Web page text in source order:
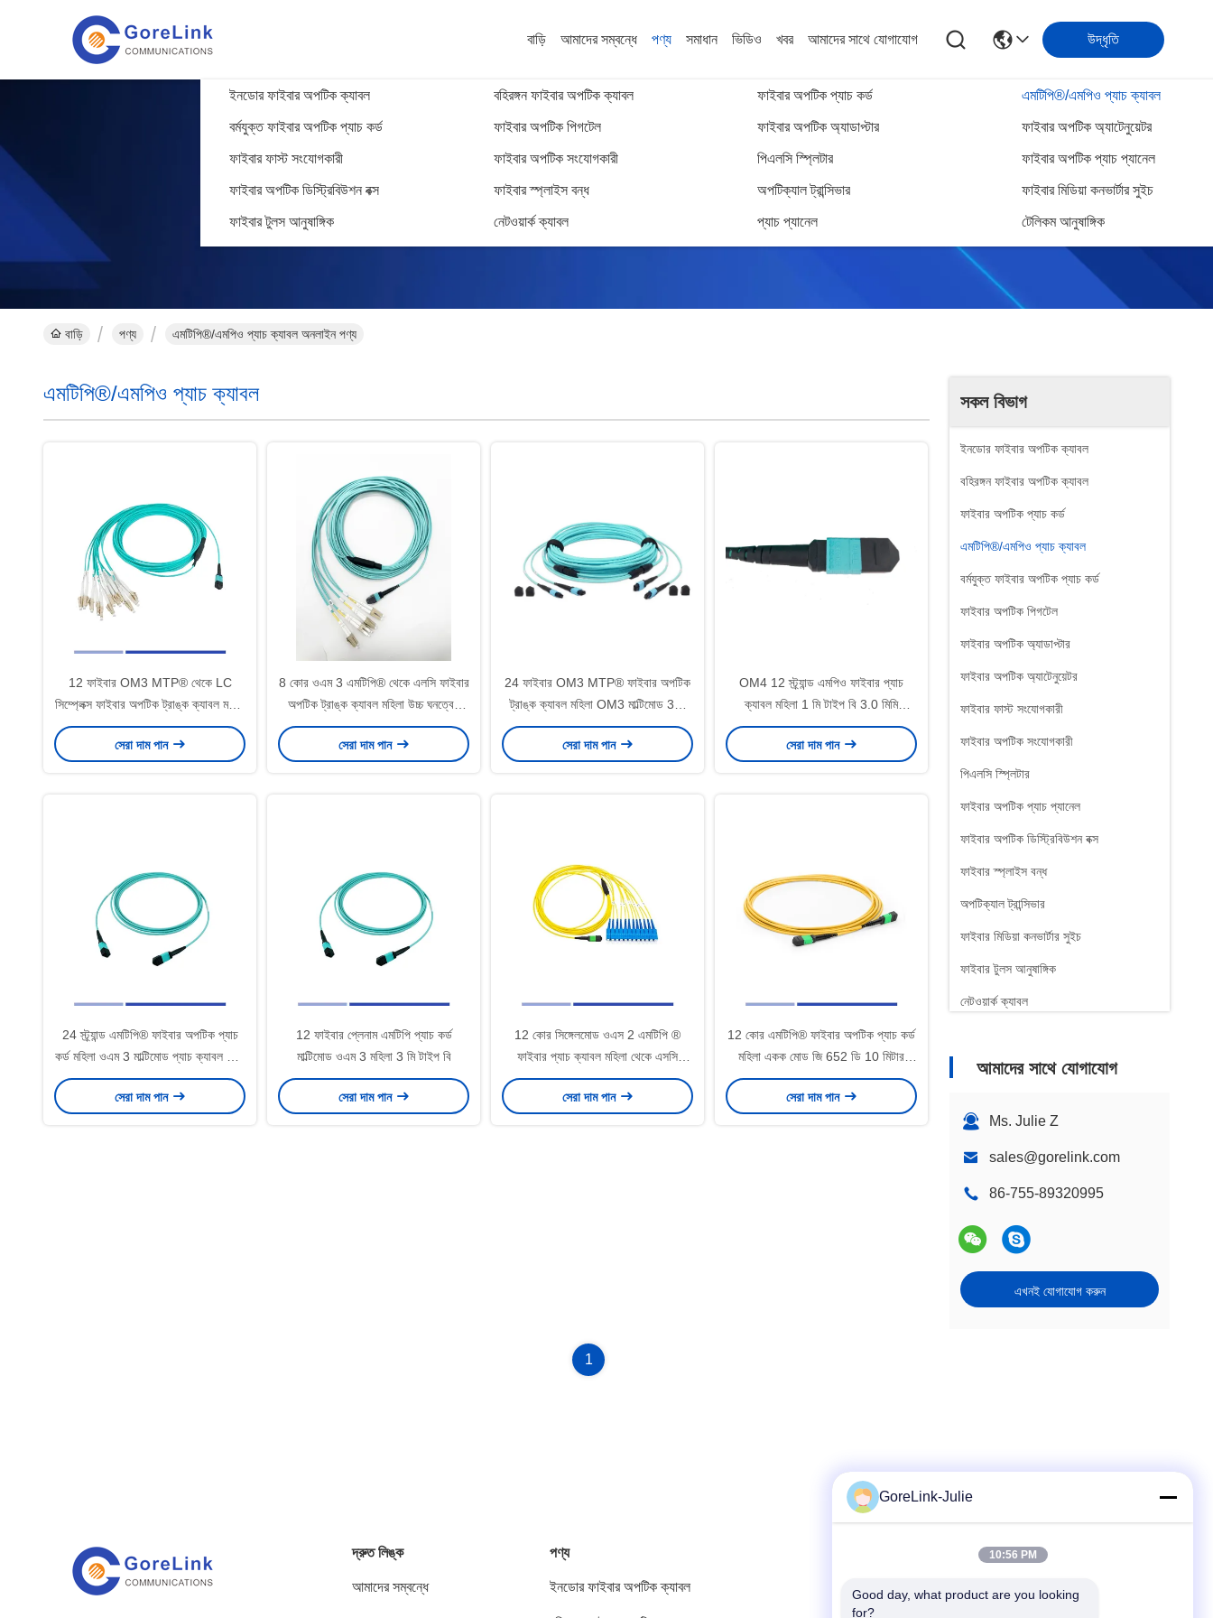
বাড়ি আমাদের সম্বন্ধে পণ্য
ইনডোর ফাইবার অপটিক ক্যাবল বহিরঙ্গন ফাইবার অপটিক ক্যাবল ফাইবার অপটিক প্যাচ কর্ড এমটিপি®/এমপিও প্যাচ ক্যাবল
বর্মযুক্ত ফাইবার অপটিক প্যাচ কর্ড ফাইবার অপটিক পিগটেল ফাইবার অপটিক অ্যাডাপ্টার ফাইবার অপটিক অ্যাটেনুয়েটর
ফাইবার ফাস্ট সংযোগকারী ফাইবার অপটিক সংযোগকারী পিএলসি স্প্লিটার ফাইবার অপটিক প্যাচ প্যানেল
ফাইবার অপটিক ডিস্ট্রিবিউশন বক্স ফাইবার স্প্লাইস বন্ধ অপটিক্যাল ট্রান্সিভার ফাইবার মিডিয়া কনভার্টার সুইচ
ফাইবার টুলস আনুষাঙ্গিক নেটওয়ার্ক ক্যাবল প্যাচ প্যানেল টেলিকম আনুষাঙ্গিক
সমাধান ভিডিও খবর আমাদের সাথে যোগাযোগ উদ্ধৃতি
এমটিপি®/এমপিও প্যাচ ক্যাবল
বাড়ি পণ্য এমটিপি®/এমপিও প্যাচ ক্যাবল অনলাইন পণ্য
সকল বিভাগ
ইনডোর ফাইবার অপটিক ক্যাবল
বহিরঙ্গন ফাইবার অপটিক ক্যাবল
ফাইবার অপটিক প্যাচ কর্ড
এমটিপি®/এমপিও প্যাচ ক্যাবল
বর্মযুক্ত ফাইবার অপটিক প্যাচ কর্ড
ফাইবার অপটিক পিগটেল
ফাইবার অপটিক অ্যাডাপ্টার
ফাইবার অপটিক অ্যাটেনুয়েটর
ফাইবার ফাস্ট সংযোগকারী
ফাইবার অপটিক সংযোগকারী
পিএলসি স্প্লিটার
ফাইবার অপটিক প্যাচ প্যানেল
ফাইবার অপটিক ডিস্ট্রিবিউশন বক্স
ফাইবার স্প্লাইস বন্ধ
অপটিক্যাল ট্রান্সিভার
ফাইবার মিডিয়া কনভার্টার সুইচ
ফাইবার টুলস আনুষাঙ্গিক
নেটওয়ার্ক ক্যাবল
টেলিকম আনুষাঙ্গিক
আমাদের সাথে যোগাযোগ
Ms. Julie Z
sales@gorelink.com
86-755-89320995
এখনই যোগাযোগ করুন
এমটিপি®/এমপিও প্যাচ ক্যাবল
12 ফাইবার OM3 MTP® থেকে LC
সিম্প্লেক্স ফাইবার অপটিক ট্রাঙ্ক ক্যাবল মহিলা
LSZH প্যাচ কর্ড 1m
সেরা দাম পান
8 কোর ওএম 3 এমটিপি® থেকে এলসি ফাইবার
অপটিক ট্রাঙ্ক ক্যাবল মহিলা উচ্চ ঘনত্বের
ডেটা সেন্টারের জন্য 5 মিটার
সেরা দাম পান
24 ফাইবার OM3 MTP® ফাইবার অপটিক
ট্রাঙ্ক ক্যাবল মহিলা OM3 মাল্টিমোড 3m
LSZH
সেরা দাম পান
OM4 12 স্ট্র্যান্ড এমপিও ফাইবার প্যাচ
ক্যাবল মহিলা 1 মি টাইপ বি 3.0 মিমি
অ্যাকোয়া
সেরা দাম পান
24 স্ট্র্যান্ড এমটিপি® ফাইবার অপটিক প্যাচ
কর্ড মহিলা ওএম 3 মাল্টিমোড প্যাচ ক্যাবল 3 মি
টাইপ এ ওএফএনপি
সেরা দাম পান
12 ফাইবার প্লেনাম এমটিপি প্যাচ কর্ড
মাল্টিমোড ওএম 3 মহিলা 3 মি টাইপ বি
সেরা দাম পান
12 কোর সিঙ্গেলমোড ওএস 2 এমটিপি ®
ফাইবার প্যাচ ক্যাবল মহিলা থেকে এসসি
সিম্প্লেক্স 3 মি এলএসজেডএইচ
সেরা দাম পান
12 কোর এমটিপি® ফাইবার অপটিক প্যাচ কর্ড
মহিলা একক মোড জি 652 ডি 10 মিটার
ফাইবার প্যাচ ক্যাবলস ওএফএনপি টাইপ বি
সেরা দাম পান
1
দ্রুত লিঙ্ক
আমাদের সম্বন্ধে
পণ্য
ইনডোর ফাইবার অপটিক ক্যাবল টেলিফোন
GoreLink-Julie
10:56 PM
Good day, what product are you looking
for?